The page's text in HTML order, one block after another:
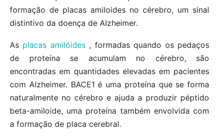
formação de placas amiloides no cérebro, um sinal
distintivo da doença de Alzheimer.
As placas amilóides, formadas quando os pedaços
de proteína se acumulam no cérebro, são
encontradas em quantidades elevadas em pacientes
com Alzheimer. BACE1 é uma proteína que se forma
naturalmente no cérebro e ajuda a produzir péptido
beta-amiloide, uma proteína também envolvida com
a formação de placa cerebral.